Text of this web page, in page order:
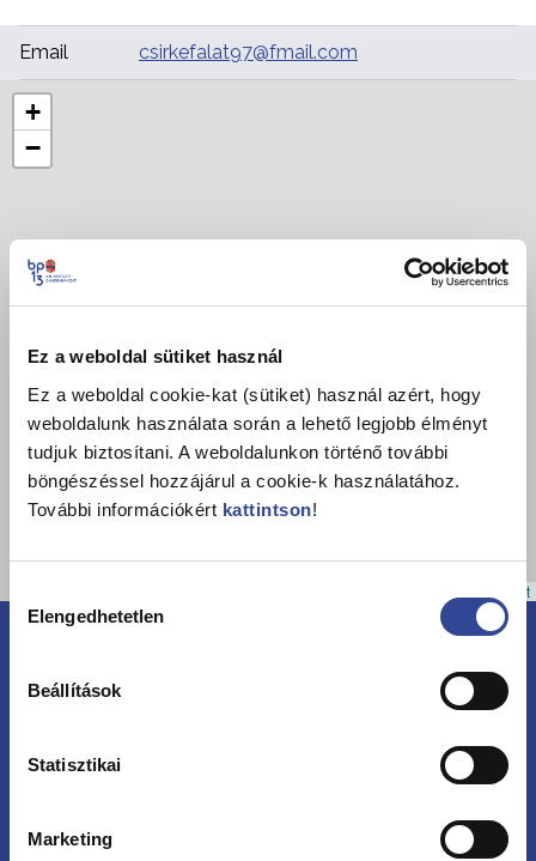
Ez a weboldal sütiket használ
Ez a weboldal cookie-kat (sütiket) használ azért, hogy
weboldalunk használata során a lehető legjobb élményt
tudjuk biztosítani. A weboldalunkon történő további
böngészéssel hozzájárul a cookie-k használatához.
További információkért kattintson!
kiválasztása
Elengedhetetlen
Beállítások
Statisztikai
Marketing
Email csirkefalat97@fmail.com
+
−
Leaflet
Kövessen minket